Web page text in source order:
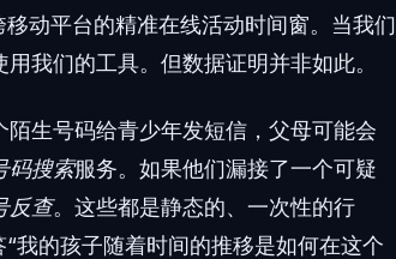
动平台的精准在线活动时间窗。当我们
我们的工具。但数据证明并非如此。
生号码给青少年发短信，父母可能会
码搜索服务。如果他们漏接了一个可疑
反查。这些都是静态的、一次性的行
我的孩子随着时间的推移是如何在这个